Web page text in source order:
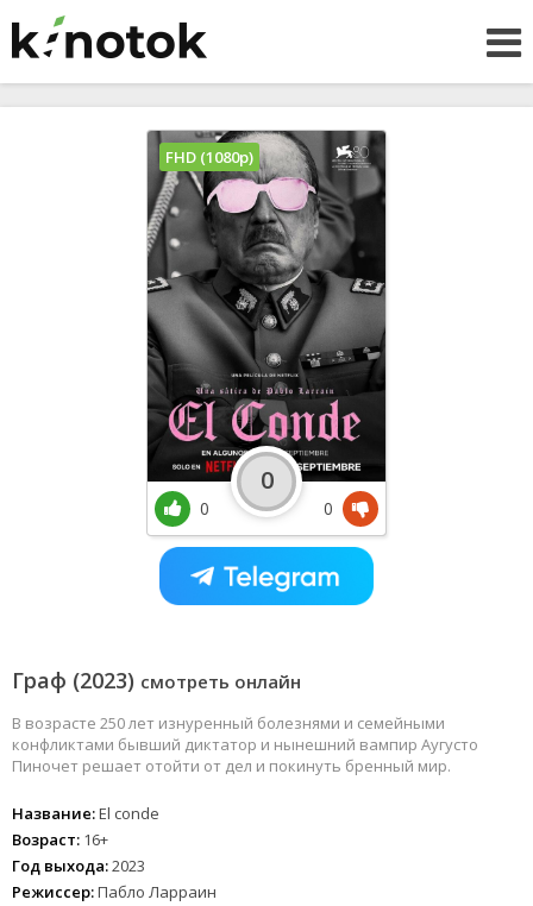
Граф (2023) смотреть онлайн
В возрасте 250 лет изнуренный болезнями и семейными
конфликтами бывший диктатор и нынешний вампир Аугусто
Пиночет решает отойти от дел и покинуть бренный мир.
Название:El conde
Возраст: 16+
Год выхода:2023
Режиссер:Пабло Ларраин
FHD (1080p)
0
0
0